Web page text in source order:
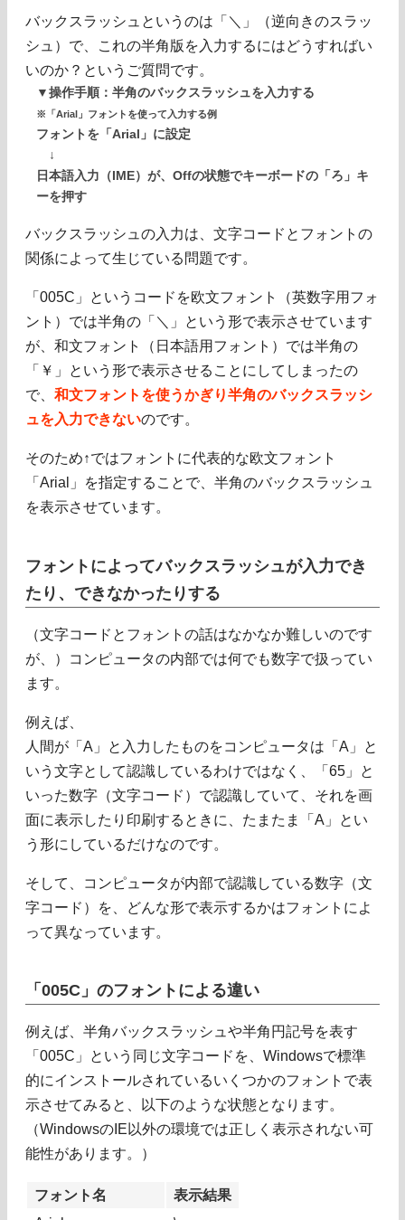
バックスラッシュというのは「＼」（逆向きのスラッ
シュ）で、これの半角版を入力するにはどうすればい
いのか？というご質問です。
▼操作手順：半角のバックスラッシュを入力する
※「Arial」フォントを使って入力する例
フォントを「Arial」に設定
↓
日本語入力（IME）が、Offの状態でキーボードの「ろ」キ
ーを押す
バックスラッシュの入力は、文字コードとフォントの
関係によって生じている問題です。
「005C」というコードを欧文フォント（英数字用フォ
ント）では半角の「＼」という形で表示させています
が、和文フォント（日本語用フォント）では半角の
「￥」という形で表示させることにしてしまったの
で、 和文フォントを使うかぎり半角のバックスラッシ
ュを入力できないのです。
そのため↑ではフォントに代表的な欧文フォント
「Arial」を指定することで、半角のバックスラッシュ
を表示させています。
フォントによってバックスラッシュが入力でき
たり、できなかったりする
（文字コードとフォントの話はなかなか難しいのです
が、）コンピュータの内部では何でも数字で扱ってい
ます。
例えば、
人間が「A」と入力したものをコンピュータは「A」と
いう文字として認識しているわけではなく、「65」と
いった数字（文字コード）で認識していて、それを画
面に表示したり印刷するときに、たまたま「A」とい
う形にしているだけなのです。
そして、コンピュータが内部で認識している数字（文
字コード）を、どんな形で表示するかはフォントによ
って異なっています。
「005C」のフォントによる違い
例えば、半角バックスラッシュや半角円記号を表す
「005C」という同じ文字コードを、Windowsで標準
的にインストールされているいくつかのフォントで表
示させてみると、以下のような状態となります。
（WindowsのIE以外の環境では正しく表示されない可
能性があります。）
フォント名
表示結果